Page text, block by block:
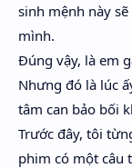
sinh mệnh này
mình.
Đúng vậy, là em
Nhưng đó là lúc
tâm can bảo bối
Trước đây, tôi
phim có một câu